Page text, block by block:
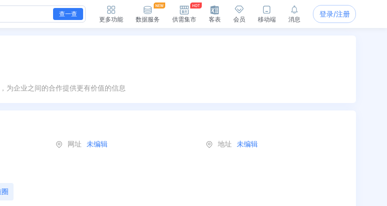
查一查
更多功能 数据服务 供需集市 客表 会员 移动端 消息
登录/注册
为企业之间的合作提供更有价值的信息
网址 未编辑 地址 未编辑